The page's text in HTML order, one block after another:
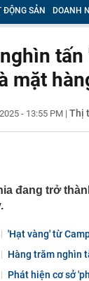
21:37
Tổng
21:35
Du
21:20
Miền
21:16
4 món
38 lần
“ngôi
21:06
Tịch thu
Su-57
20:52
Cô gái
20:45
Một 'vua
2028,
20:45
Tờ báo
xinh:
ĐỘNG SẢN DOANH
mặt
- 13:55 PM | Thị
đang trở
'Hạt vàng' từ
Hàng trăm nghìn
Phát hiện cơ sở